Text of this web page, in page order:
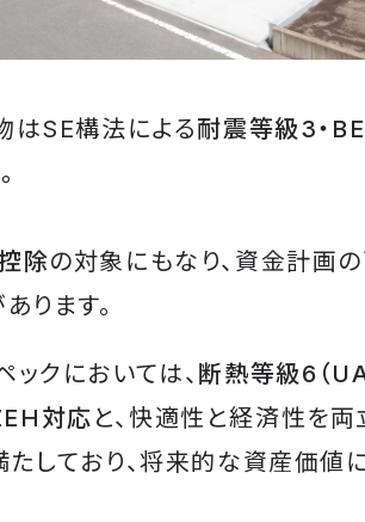
はSE構法による耐震等級3・
除の対象にもなり、資金計画
ります。
ックにおいては、 断熱等級6（
対応 と、快適性と経済性を両
たしており、将来的な資産価値